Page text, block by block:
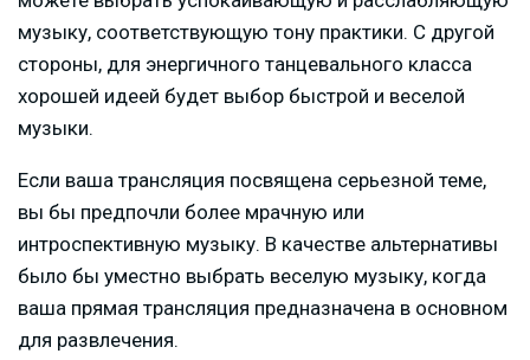
музыку, соответствующую тону практики. С другой
стороны, для энергичного танцевального класса
хорошей идеей будет выбор быстрой и веселой
музыки.
Если ваша трансляция посвящена серьезной теме,
вы бы предпочли более мрачную или
интроспективную музыку. В качестве альтернативы
было бы уместно выбрать веселую музыку, когда
ваша прямая трансляция предназначена в основном
для развлечения.